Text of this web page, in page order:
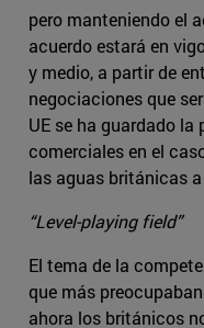
pero manteniendo el
acuerdo estará en
y medio, a partir de
negociaciones que
UE se ha guardado
comerciales en el
las aguas británicas
“Level-playing field”
El tema de la
que más
ahora los británicos